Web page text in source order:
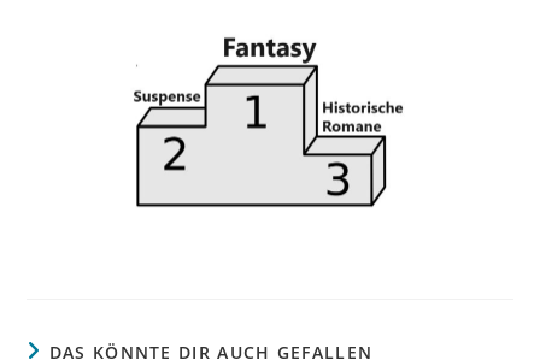
DAS KÖNNTE DIR AUCH GEFALLEN